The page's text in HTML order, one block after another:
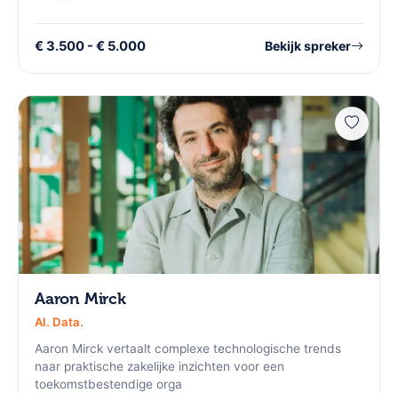
€ 3.500 - € 5.000 Bekijk spreker
Aaron Mirck
AI. Data.
Aaron Mirck vertaalt complexe technologische trends
naar praktische zakelijke inzichten voor een
toekomstbestendige orga